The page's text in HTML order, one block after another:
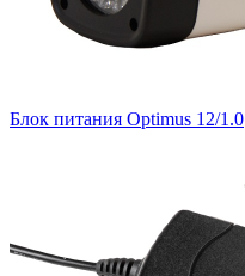
Блок питания Optimus 12/1.0